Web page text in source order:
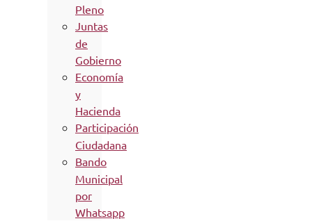
Pleno
Juntas
de
Gobierno
Economía
y
Hacienda
Participación
Ciudadana
Bando
Municipal
por
Whatsapp